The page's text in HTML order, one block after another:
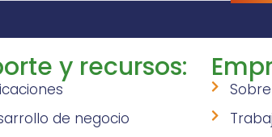
y recursos:
de negocio